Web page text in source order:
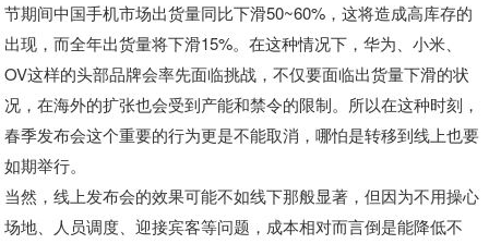
节期间中国手机市场出货量同比下滑50~60%，这将造成高库存的
出现，而全年出货量将下滑15%。在这种情况下，华为、小米、
OV这样的头部品牌会率先面临挑战，不仅要面临出货量下滑的状
况，在海外的扩张也会受到产能和禁令的限制。所以在这种时刻，
春季发布会这个重要的行为更是不能取消，哪怕是转移到线上也要
如期举行。
当然，线上发布会的效果可能不如线下那般显著，但因为不用操心
场地、人员调度、迎接宾客等问题，成本相对而言倒是能降低不